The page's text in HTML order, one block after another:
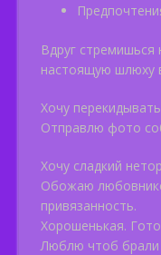
Вдруг стремишься
настоящую шлюху
Хочу
Отправлю фото
Хочу сладкий
Обожаю
привязанность.
Хорошенькая.
Люблю чтоб брали